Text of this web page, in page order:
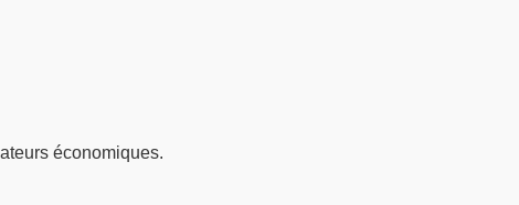
économiques.